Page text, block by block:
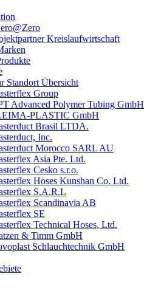
Kreislaufwirtschaft
Standort Übersicht
Group
Advanced Polymer Tubing GmbH
PLASTIC GmbH
Brasil LTDA.
Inc.
Morocco SARL AU
Asia Pte. Ltd.
Cesko s.r.o.
Hoses Kunshan Co. Ltd.
S.A.R.L
Scandinavia AB
SE
Technical Hoses, Ltd.
& Timm GmbH
Schlauchtechnik GmbH